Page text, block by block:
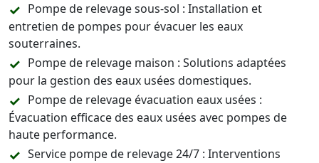
Pompe de relevage sous-sol : Installation et
entretien de pompes pour évacuer les eaux
souterraines.
Pompe de relevage maison : Solutions adaptées
pour la gestion des eaux usées domestiques.
Pompe de relevage évacuation eaux usées :
Évacuation efficace des eaux usées avec pompes de
haute performance.
Service pompe de relevage 24/7 : Interventions